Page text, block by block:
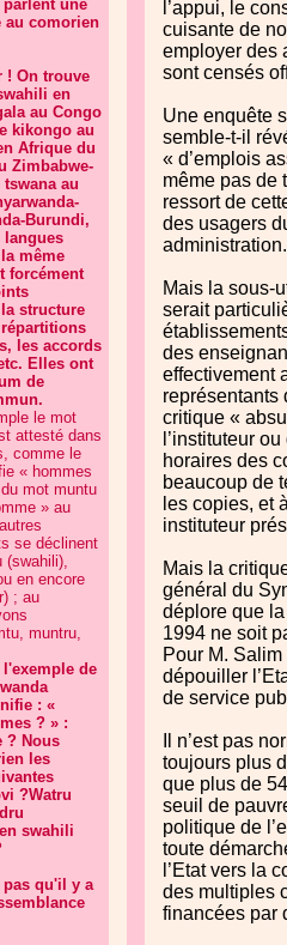
une
au comorien
! On trouve
en
au Congo
kikongo au
Afrique du
Zimbabwe-
au
Burundi,
langues
même
forcément
structure
les accords
Elles ont
de
le mot
attesté dans
comme le
« hommes
mot muntu
» au
se déclinent
(swahili),
en encore
; au
muntru,
l'exemple de
: «
? » :
? Nous
les
?Watru
swahili
pas qu'il y a
l’appui, le
cuisante de
employer des
sont censés
Une enquête
semble-t-il
« d’emplois
même pas de
ressort de
des usagers
administration.
Mais la sous-
serait
des
effectivement
représentants
critique «
l’instituteur
horaires des
beaucoup de
les copies, et
instituteur
Mais la
général du
déplore que la
1994 ne soit
Pour M.
dépouiller
de service
Il n’est pas
toujours plus
que plus de
seuil de
politique de
toute
l’Etat vers la
des multiples
financées par